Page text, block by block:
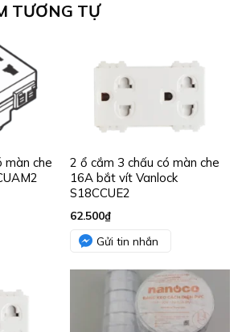
TƯƠNG TỰ
màn che
2 ổ cắm 3 chấu có màn che
16A bắt vít Vanlock
S18CCUE2
62.500₫
Gửi tin nhắn